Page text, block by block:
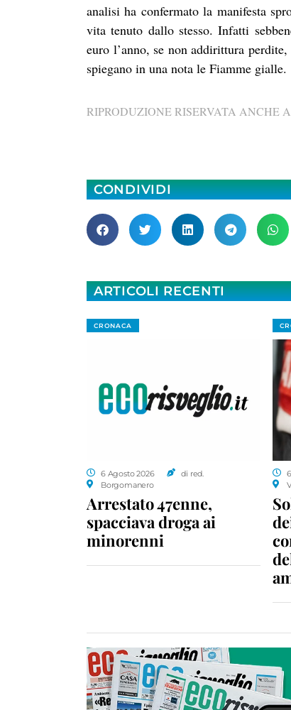
analisi ha confermato la manifesta
vita tenuto dallo stesso. Infatti
euro l’anno, se non addirittura
spiegano in una nota le Fiamme gialle.
RIPRODUZIONE RISERVATA ANCHE
CONDIVIDI
ARTICOLI RECENTI
CRONACA
6 Agosto 2026
di red.
Borgomanero
Arrestato 47enne,
spacciava droga ai
minorenni